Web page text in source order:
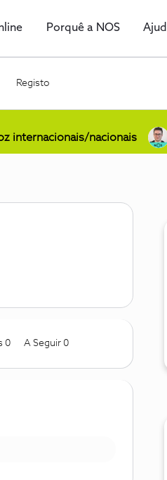
Porquê a NOS
Registo
internacionais/nacionais
0 A Seguir 0